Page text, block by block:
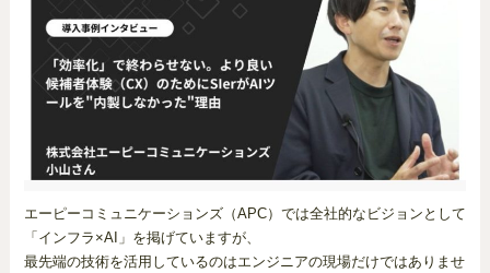
エーピーコミュニケーションズ（APC）では全社的なビジョンとして
「インフラ×AI」を掲げていますが、
最先端の技術を活用しているのはエンジニアの現場だけではありませ